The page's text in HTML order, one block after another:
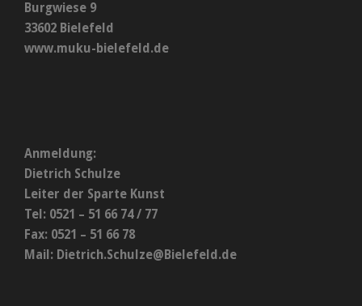
Burgwiese 9
33602 Bielefeld
www.muku-bielefeld.de
Anmeldung:
Dietrich Schulze
Leiter der Sparte Kunst
Tel: 0521 – 51 66 74 / 77
Fax: 0521 – 51 66 78
Mail: Dietrich.Schulze@Bielefeld.de